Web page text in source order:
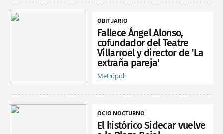
OBITUARIO
Fallece Ángel Alonso,
cofundador del Teatre
Villarroel y director de 'La
extraña pareja'
Metrópoli
OCIO NOCTURNO
El histórico Sidecar vuelve